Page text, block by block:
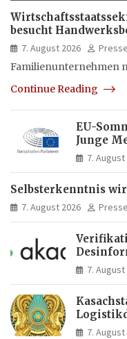
besucht
Freiburg
7. August 2026
Presse
Familienunternehmen
Continue Reading
EU-
Junge
Europas
7. August
Selbsterkenntnis
7. August 2026 Presse
7. August
und7. August